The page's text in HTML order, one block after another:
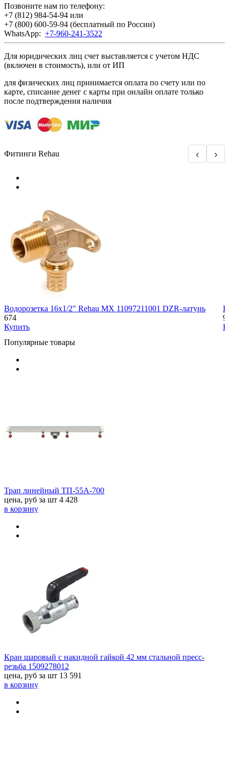
Позвоните нам по телефону:
+7 (812) 984-54-94 или
+7 (800) 600-59-94 (бесплатный по России)
WhatsApp: +7-960-241-3522
Для юридических лиц счет выставляется с учетом НДС
(включен в стоимость), или от ИП
для физических лиц принимается оплата по счету или по
карте, списание денег с карты при онлайн оплате только
после подтверждения наличия
Фитинги Rehau ‹ ›
Водорозетка 16x1/2" Rehau MX 11097211001 DZR-латунь
674
Купить
Популярные товары
Трап линейный ТП-55A-700
цена, руб за шт 4 428
в корзину
Кран шаровый с накидной гайкой 42 мм стальной пресс-
резьба 1509278012
цена, руб за шт 13 591
в корзину